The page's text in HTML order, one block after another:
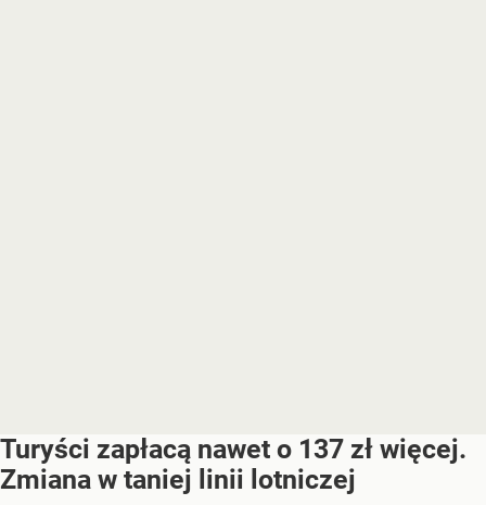
Turyści zapłacą nawet o 137 zł więcej.
Zmiana w taniej linii lotniczej